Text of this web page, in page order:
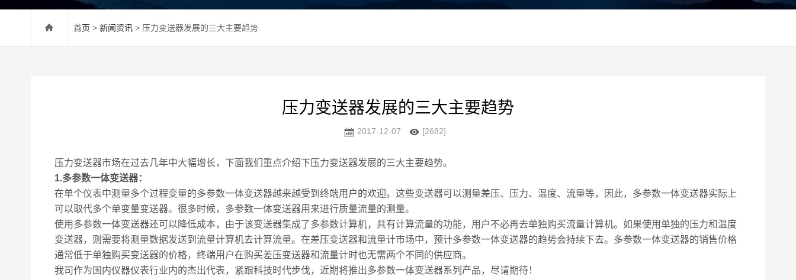
首页 > 新闻资讯 > 压力变送器发展的三大主要趋势
压力变送器发展的三大主要趋势
2017-12-07 [2682]
压力变送器市场在过去几年中大幅增长，下面我们重点介绍下压力变送器发展的三大主要趋势。
1.多参数一体变送器：
在单个仪表中测量多个过程变量的多参数一体变送器越来越受到终端用户的欢迎。这些变送器可以测量差压、压力、温度、流量等，因此，多参数一体变送器实际上
可以取代多个单变量变送器。很多时候，多参数一体变送器用来进行质量流量的测量。
使用多参数一体变送器还可以降低成本，由于该变送器集成了多参数计算机，具有计算流量的功能，用户不必再去单独购买流量计算机。如果使用单独的压力和温度
变送器，则需要将测量数据发送到流量计算机去计算流量。在差压变送器和流量计市场中，预计多参数一体变送器的趋势会持续下去。多参数一体变送器的销售价格
通常低于单独购买变送器的价格，终端用户在购买差压变送器和流量计时也无需两个不同的供应商。
我司作为国内仪器仪表行业内的杰出代表，紧跟科技时代步伐，近期将推出多参数一体变送器系列产品，尽请期待！